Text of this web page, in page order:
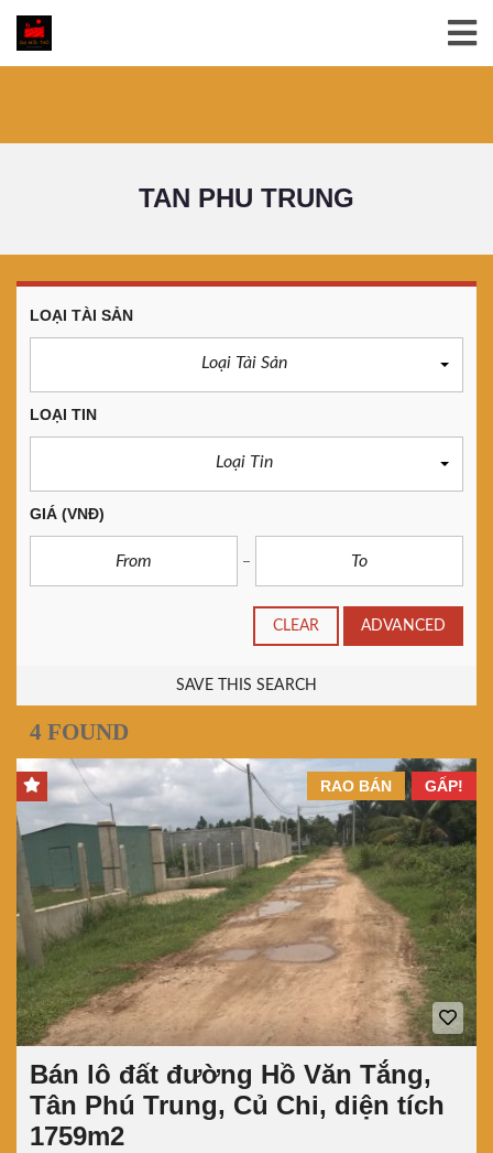
TAN PHU TRUNG
LOẠI TÀI SẢN
Loại Tài Sản
LOẠI TIN
Loại Tin
GIÁ (VNĐ)
CLEAR ADVANCED
SAVE THIS SEARCH
4 FOUND
GẤP!
RAO BÁN
Bán lô đất đường Hồ Văn Tắng,
Tân Phú Trung, Củ Chi, diện tích
1759m2